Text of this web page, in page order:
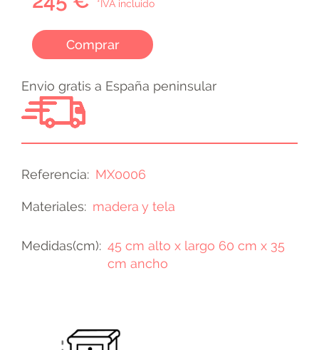
*IVA incluido
Comprar
Envio gratis a España peninsular
Referencia MX0006
Materiales madera y tela
Medidas(cm)
45 cm alto x largo 60 cm x 35
cm ancho